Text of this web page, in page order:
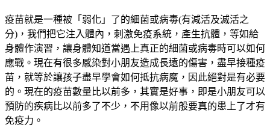
疫苗就是一種被「弱化」了的細菌或病毒(有減活及滅活之
分)，我們把它注入體內，刺激免疫系統，產生抗體，等如給
身體作演習，讓身體知道當遇上真正的細菌或病毒時可以如何
應戰。現在有很多感染對小朋友造成長遠的傷害，盡早接種疫
苗，就等於讓孩子盡早學會如何抵抗病魔，因此絕對是有必要
的。現在的疫苗數量比以前多，其實是好事，即是小朋友可以
預防的疾病比以前多了不少，不用像以前般要真的患上了才有
免疫力。